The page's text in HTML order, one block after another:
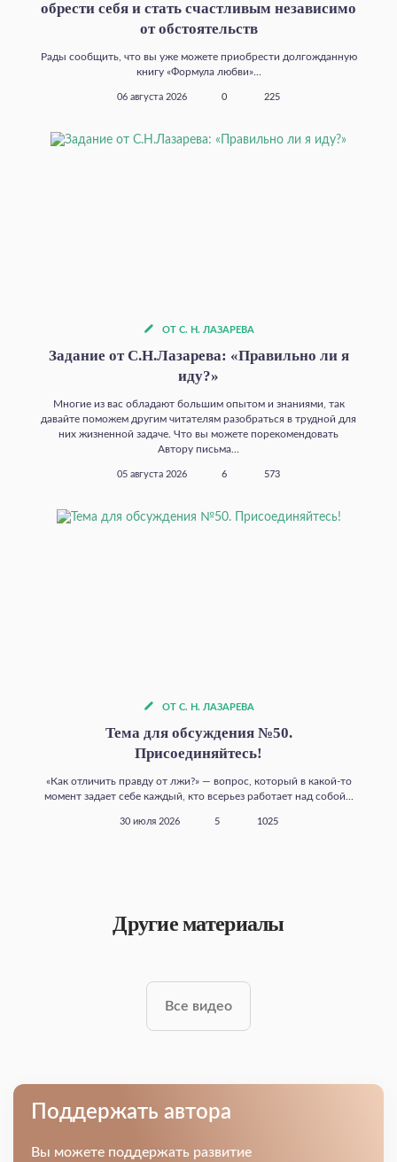
обрести себя и стать счастливым независимо
от обстоятельств
Рады сообщить, что вы уже можете приобрести долгожданную
книгу «Формула любви»...
06 августа 2026 0 225
ОТ С. Н. ЛАЗАРЕВА
Задание от С.Н.Лазарева: «Правильно ли я
иду?»
Многие из вас обладают большим опытом и знаниями, так
давайте поможем другим читателям разобраться в трудной для
них жизненной задаче. Что вы можете порекомендовать
Автору письма...
05 августа 2026 6 573
ОТ С. Н. ЛАЗАРЕВА
Тема для обсуждения №50.
Присоединяйтесь!
«Как отличить правду от лжи?» — вопрос, который в какой‑то
момент задает себе каждый, кто всерьез работает над собой...
30 июля 2026 5 1025
Другие материалы
Все видео
Поддержать автора
Вы можете поддержать развитие